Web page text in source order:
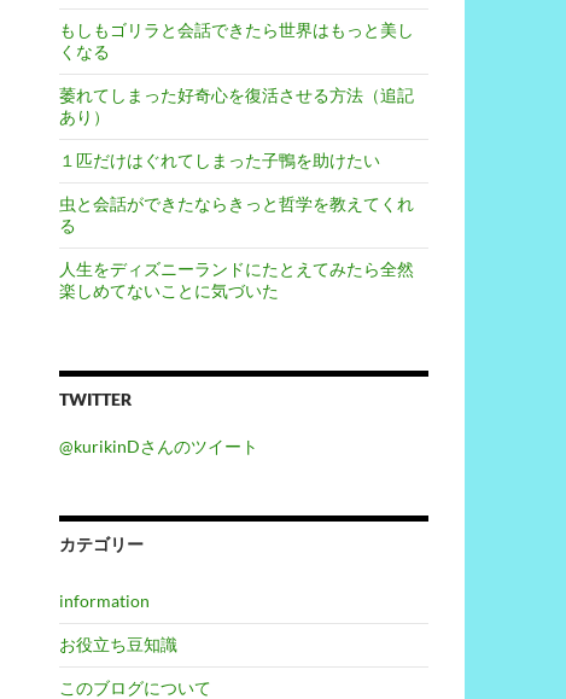
もしもゴリラと会話できたら世界はもっと美し
くなる
萎れてしまった好奇心を復活させる方法（追記
あり）
１匹だけはぐれてしまった子鴨を助けたい
虫と会話ができたならきっと哲学を教えてくれ
る
人生をディズニーランドにたとえてみたら全然
楽しめてないことに気づいた
TWITTER
@kurikinDさんのツイート
カテゴリー
information
お役立ち豆知識
このブログについて